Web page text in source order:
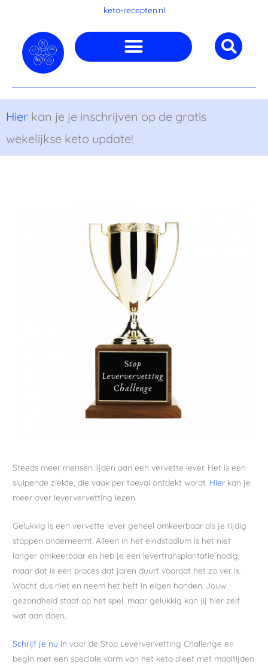
inhoud
keto-recepten.nl
Hier kan je je inschrijven op de gratis
wekelijkse keto update!
Steeds meer mensen lijden aan een vervette lever. Het is een
sluipende ziekte, die vaak per toeval ontdekt wordt. Hier kan je
meer over leververvetting lezen.
Gelukkig is een vervette lever geheel omkeerbaar als je tijdig
stappen onderneemt. Alleen in het eindstadium is het niet
langer omkeerbaar en heb je een levertransplantatie nodig,
maar dat is een proces dat jaren duurt voordat het zo ver is.
Wacht dus niet en neem het heft in eigen handen. Jouw
gezondheid staat op het spel, maar gelukkig kan jij hier zelf
wat aan doen.
Schrijf je nu in voor de Stop Leververvetting Challenge en
begin met een speciale vorm van het keto dieet met maaltijden